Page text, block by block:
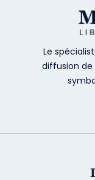
Le
diffusion de